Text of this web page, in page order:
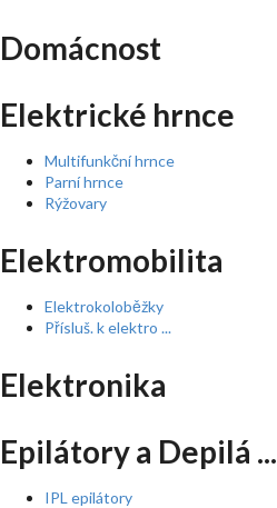
Domácnost
Elektrické hrnce
Multifunkční hrnce
Parní hrnce
Rýžovary
Elektromobilita
Elektrokoloběžky
Přísluš. k elektro ...
Elektronika
Epilátory a Depilá ...
IPL epilátory